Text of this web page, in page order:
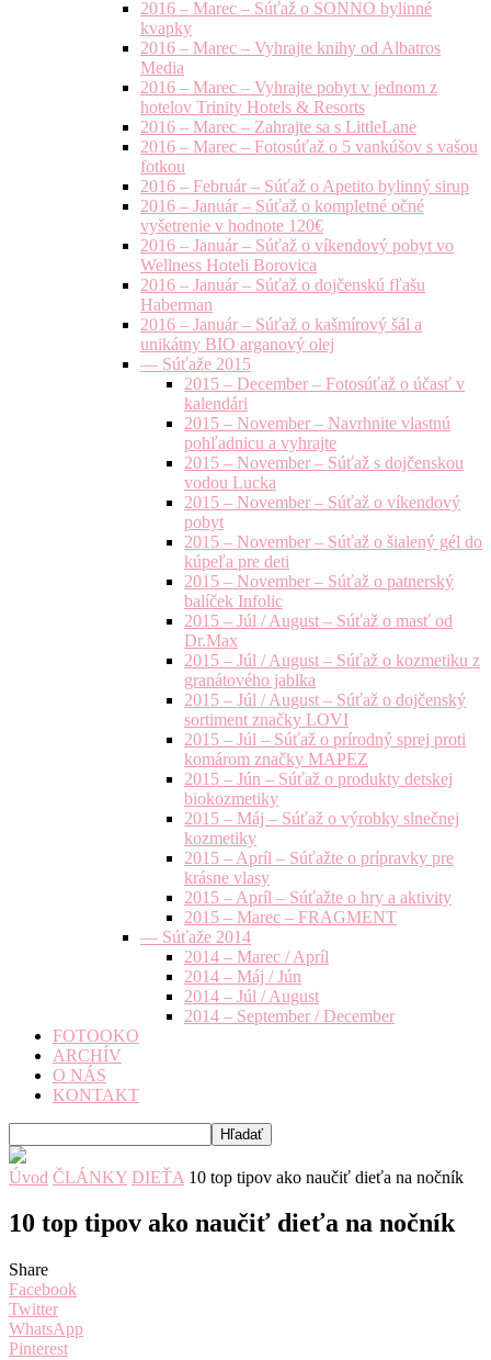
2016 – Marec – Súťaž o SONNO bylinné
kvapky
2016 – Marec – Vyhrajte knihy od Albatros
Media
2016 – Marec – Vyhrajte pobyt v jednom z
hotelov Trinity Hotels & Resorts
2016 – Marec – Zahrajte sa s LittleLane
2016 – Marec – Fotosúťaž o 5 vankúšov s vašou
fotkou
2016 – Február – Súťaž o Apetito bylinný sirup
2016 – Január – Súťaž o kompletné očné
vyšetrenie v hodnote 120€
2016 – Január – Súťaž o víkendový pobyt vo
Wellness Hoteli Borovica
2016 – Január – Súťaž o dojčenskú fľašu
Haberman
2016 – Január – Súťaž o kašmírový šál a
unikátny BIO arganový olej
— Súťaže 2015
2015 – December – Fotosúťaž o účasť v
kalendári
2015 – November – Navrhnite vlastnú
pohľadnicu a vyhrajte
2015 – November – Súťaž s dojčenskou
vodou Lucka
2015 – November – Súťaž o víkendový
pobyt
2015 – November – Súťaž o šialený gél do
kúpeľa pre deti
2015 – November – Súťaž o patnerský
balíček Infolic
2015 – Júl / August – Súťaž o masť od
Dr.Max
2015 – Júl / August – Súťaž o kozmetiku z
granátového jablka
2015 – Júl / August – Súťaž o dojčenský
sortiment značky LOVI
2015 – Júl – Súťaž o prírodný sprej proti
komárom značky MAPEZ
2015 – Jún – Súťaž o produkty detskej
biokozmetiky
2015 – Máj – Súťaž o výrobky slnečnej
kozmetiky
2015 – Apríl – Súťažte o prípravky pre
krásne vlasy
2015 – Apríl – Súťažte o hry a aktivity
2015 – Marec – FRAGMENT
— Súťaže 2014
2014 – Marec / Apríl
2014 – Máj / Jún
2014 – Júl / August
2014 – September / December
FOTOOKO
ARCHÍV
O NÁS
KONTAKT
Úvod ČLÁNKY DIEŤA 10 top tipov ako naučiť dieťa na nočník
10 top tipov ako naučiť dieťa na nočník
Share
Facebook
Twitter
WhatsApp
Pinterest